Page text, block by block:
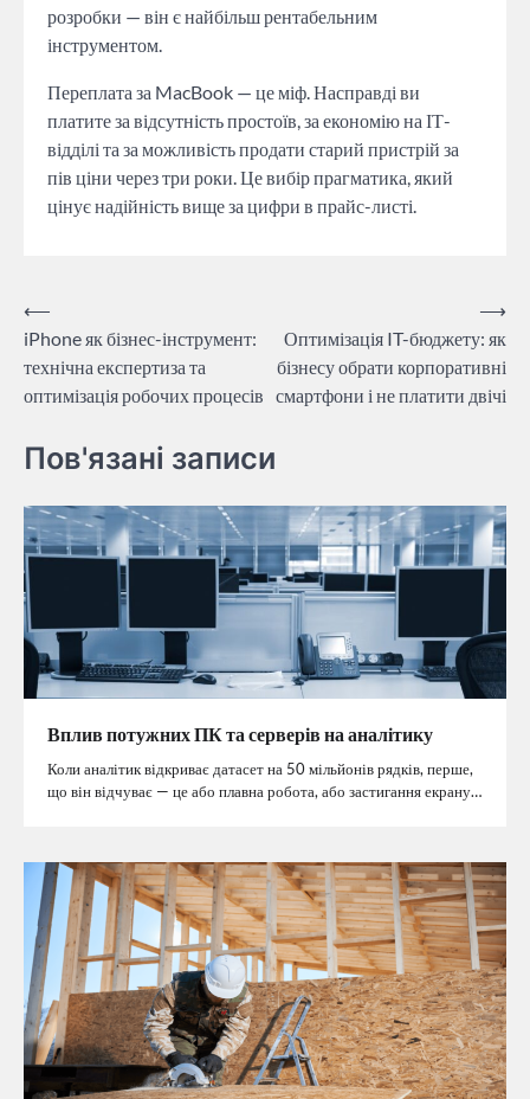
розробки — він є найбільш рентабельним
інструментом.
Переплата за MacBook — це міф. Насправді ви
платите за відсутність простоїв, за економію на ІТ-
відділі та за можливість продати старий пристрій за
пів ціни через три роки. Це вибір прагматика, який
цінує надійність вище за цифри в прайс-листі.
Навігація
записів
⟵
iPhone як бізнес-інструмент:
технічна експертиза та
оптимізація робочих процесів
Оптимізація IT-бюджету: як
бізнесу обрати корпоративні
смартфони і не платити двічі
⟶
Пов'язані записи
Вплив потужних ПК та серверів на аналітику
Коли аналітик відкриває датасет на 50 мільйонів рядків, перше,
що він відчуває — це або плавна робота, або застигання екрану…